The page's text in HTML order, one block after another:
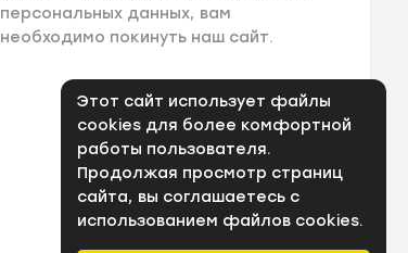
Этот сайт использует файлы
cookies для более комфортной
работы пользователя.
Продолжая просмотр страниц
сайта, вы соглашаетесь с
использованием файлов cookies.
персональных данных, вам
необходимо покинуть наш сайт.